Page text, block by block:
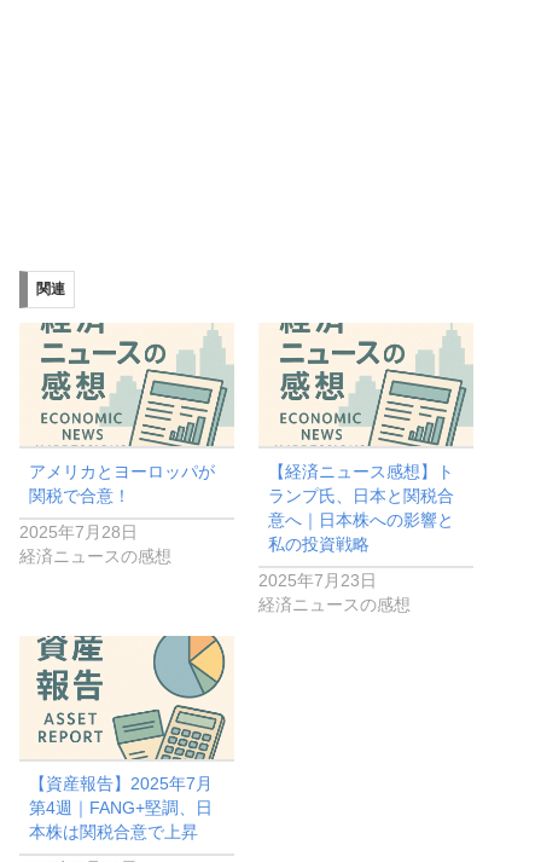
関連
アメリカとヨーロッパが
関税で合意！
2025年7月28日
経済ニュースの感想
【経済ニュース感想】ト
ランプ氏、日本と関税合
意へ｜日本株への影響と
私の投資戦略
2025年7月23日
経済ニュースの感想
【資産報告】2025年7月
第4週｜FANG+堅調、日
本株は関税合意で上昇